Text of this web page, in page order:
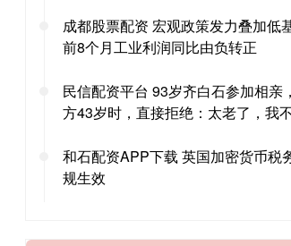
成都股票配资 宏观政策发力叠加低
前8个月工业利润同比由负转正
民信配资平台 93岁齐白石参加相亲
方43岁时，直接拒绝：太老了，我
和石配资APP下载 英国加密货币税
规生效